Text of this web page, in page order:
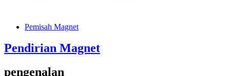
Pemisah Magnet
Pendirian Magnet
pengenalan